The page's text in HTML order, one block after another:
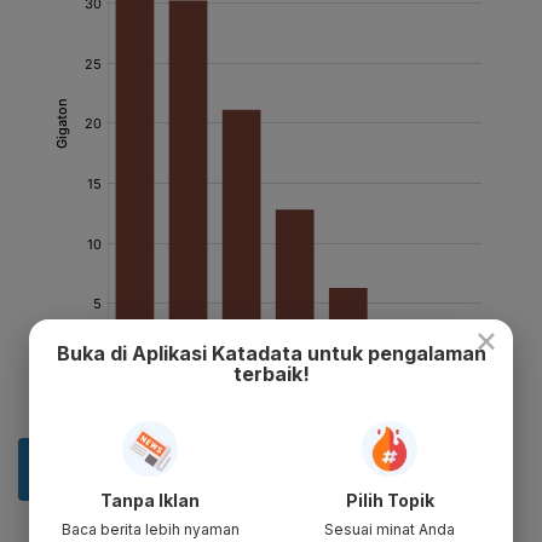
×
Buka di Aplikasi Katadata untuk pengalaman
terbaik!
Tanpa Iklan
Baca berita lebih nyaman
Pilih Topik
Sesuai minat Anda